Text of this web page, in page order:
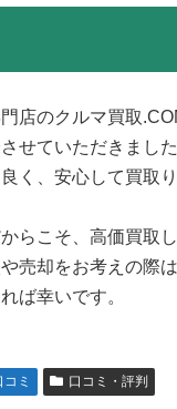
店のクルマ買取
せていただきまし
く、安心して買取
らこそ、高価買取
売却をお考えの際
ば幸いです。
ミ 口コミ・評判